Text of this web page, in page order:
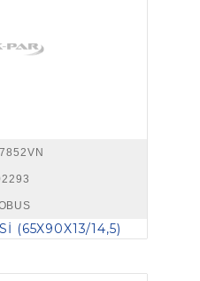
(65X90X13/14,5)